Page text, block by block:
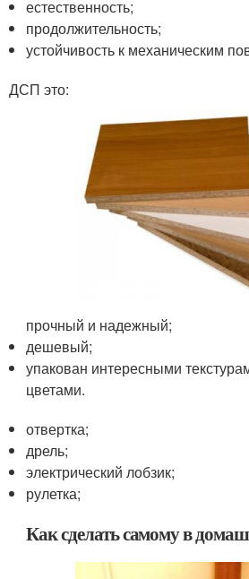
естественность;
продолжительность;
устойчивость к механическим
ДСП это:
прочный и надежный;
дешевый;
упакован интересными
цветами.
отвертка;
дрель;
электрический лобзик;
рулетка;
Как сделать самому в